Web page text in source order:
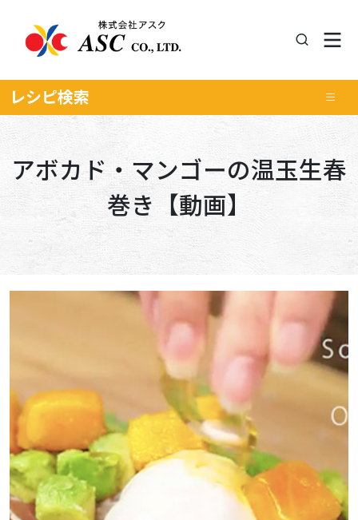
レシピ検索
アボカド・マンゴーの温玉生春
巻き【動画】